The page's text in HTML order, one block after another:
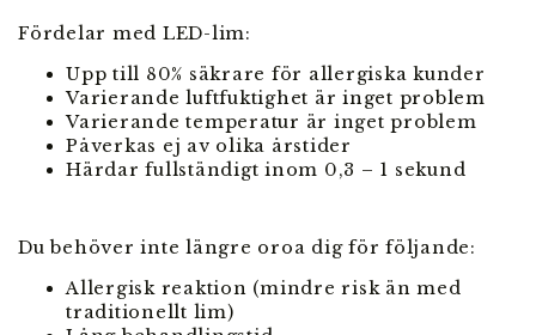
Fördelar med LED-lim:
Upp till 80% säkrare för allergiska kunder
Varierande luftfuktighet är inget problem
Varierande temperatur är inget problem
Påverkas ej av olika årstider
Härdar fullständigt inom 0,3 – 1 sekund
Du behöver inte längre oroa dig för följande:
Allergisk reaktion (mindre risk än med
traditionellt lim)